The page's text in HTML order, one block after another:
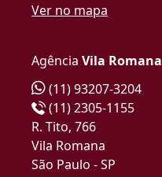
Ver no mapa
Agência Vila Romana
(11) 93207-3204
(11) 2305-1155
R. Tito, 766
Vila Romana
São Paulo - SP